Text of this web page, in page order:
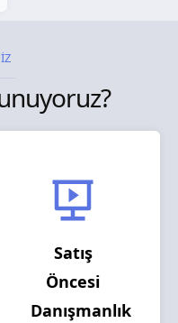
Satış
Öncesi
Danışmanlık